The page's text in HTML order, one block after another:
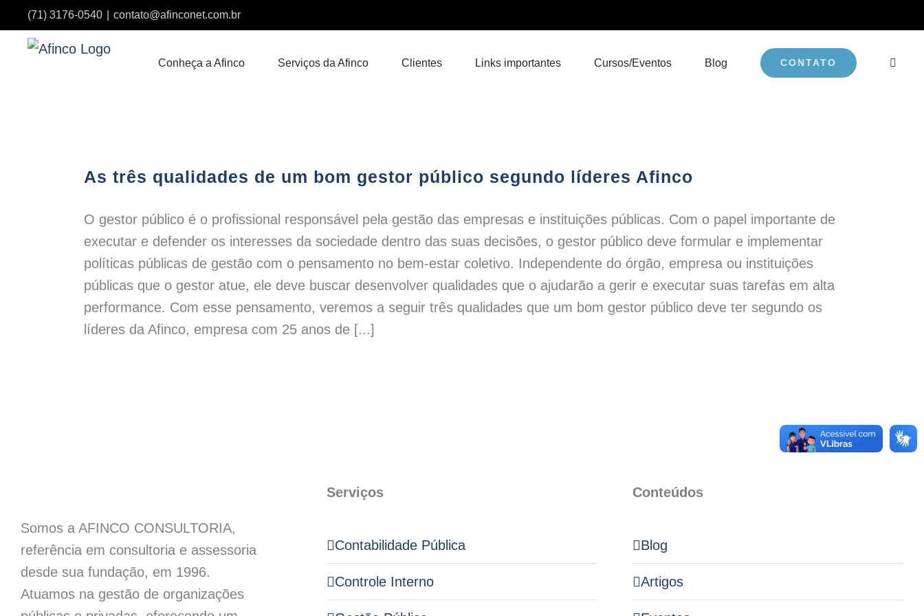
para
(71) 3176-0540 contato@afinconet.com.br
Conheça a Afinco Serviços da Afinco Clientes Links importantes Cursos/Eventos Blog CONTATO
As três qualidades de um bom gestor público segundo líderes Afinco
O gestor público é o profissional responsável pela gestão das empresas e instituições públicas. Com o papel importante de
executar e defender os interesses da sociedade dentro das suas decisões, o gestor público deve formular e implementar
políticas públicas de gestão com o pensamento no bem-estar coletivo. Independente do órgão, empresa ou instituições
públicas que o gestor atue, ele deve buscar desenvolver qualidades que o ajudarão a gerir e executar suas tarefas em alta
performance. Com esse pensamento, veremos a seguir três qualidades que um bom gestor público deve ter segundo os
líderes da Afinco, empresa com 25 anos de [...]
Somos a AFINCO CONSULTORIA,
referência em consultoria e assessoria
desde sua fundação, em 1996.
Atuamos na gestão de organizações
Serviços
Contabilidade Pública
Controle Interno
Conteúdos
Blog
Artigos